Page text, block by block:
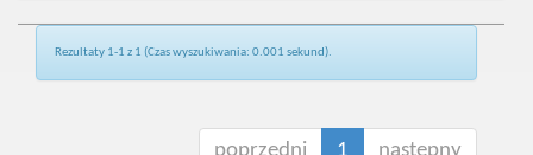
Rezultaty 1-1 z 1 (Czas wyszukiwania: 0.001 sekund).